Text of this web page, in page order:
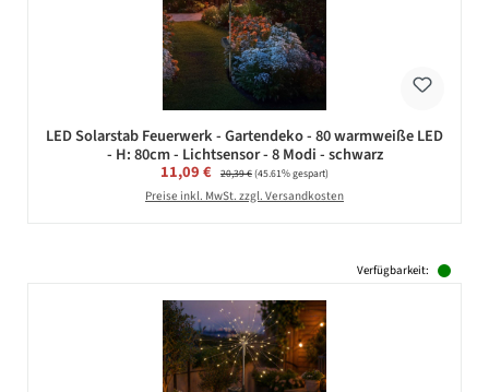
LED Solarstab Feuerwerk - Gartendeko - 80 warmweiße LED
- H: 80cm - Lichtsensor - 8 Modi - schwarz
Verkaufspreis:
11,09 € Regulärer Preis:
20,39 €(45.61% gespart)
Preise inkl. MwSt. zzgl. Versandkosten
Verfügbarkeit: